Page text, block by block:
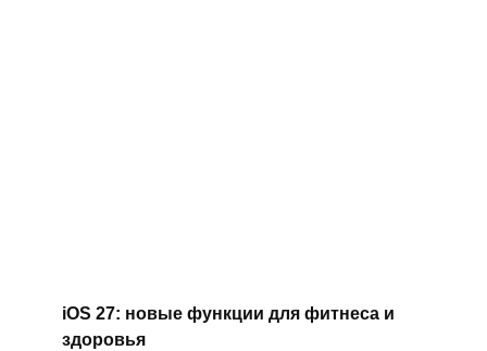
iOS 27: новые функции для фитнеса и
здоровья